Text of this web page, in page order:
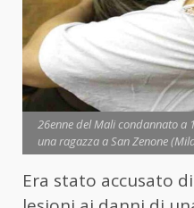
26enne del Mali condannato a
una ragazza a San Zenone
Era stato accusato di